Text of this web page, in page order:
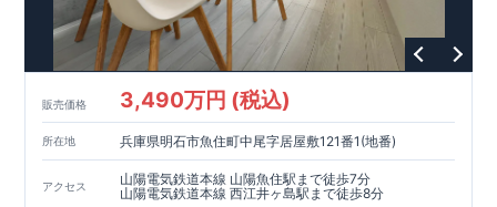
販売価格 3,490万円 (税込)
所在地 兵庫県明石市魚住町中尾字居屋敷121番1(地番)
アクセス
山陽電気鉄道本線 山陽魚住駅まで徒歩7分
山陽電気鉄道本線 西江井ヶ島駅まで徒歩8分